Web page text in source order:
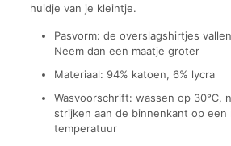
huidje van je kleintje.
Pasvorm: de overslagshirtjes
Neem dan een maatje groter
Materiaal: 94% katoen, 6% lycra
Wasvoorschrift: wassen op 30℃,
strijken aan de binnenkant op
temperatuur